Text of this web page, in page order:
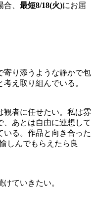
、 最短8/18(火)にお届
寄り添うような静かで包
え取り組んでいる。
観者に任せたい。私は雰
、あとは自由に連想して
いる。作品と向き合った
しんでもらえたら良
ていきたい。